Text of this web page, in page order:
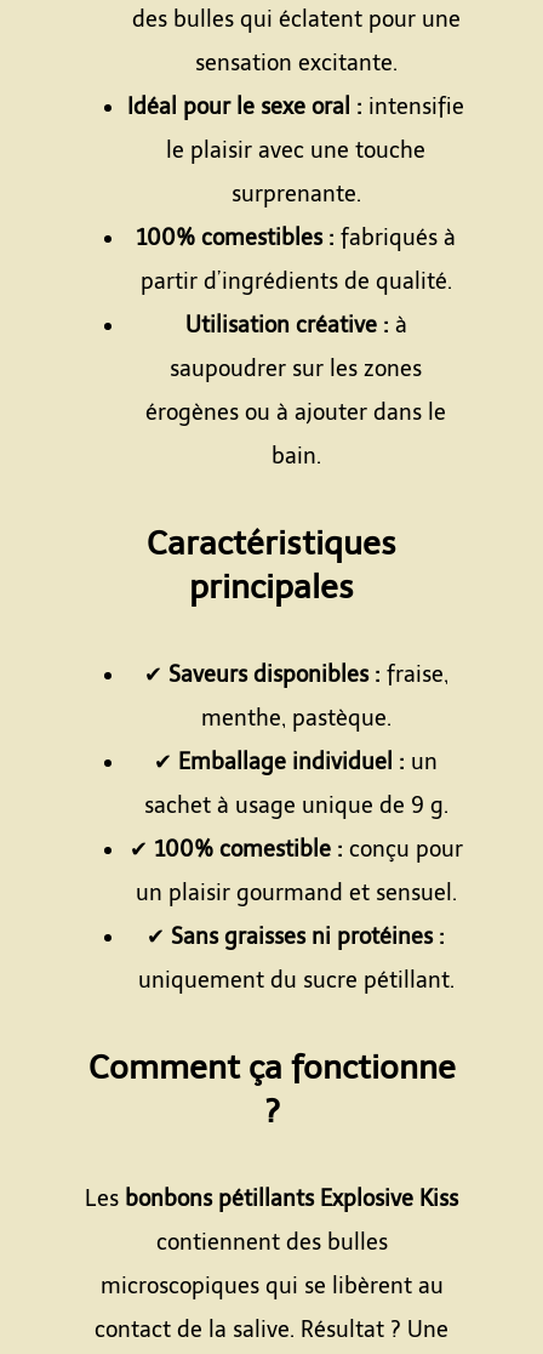
des bulles qui éclatent pour une
sensation excitante.
Idéal pour le sexe oral : intensifie
le plaisir avec une touche
surprenante.
100% comestibles : fabriqués à
partir d’ingrédients de qualité.
Utilisation créative : à
saupoudrer sur les zones
érogènes ou à ajouter dans le
bain.
Caractéristiques
principales
✔ Saveurs disponibles : fraise,
menthe, pastèque.
✔ Emballage individuel : un
sachet à usage unique de 9 g.
✔ 100% comestible : conçu pour
un plaisir gourmand et sensuel.
✔ Sans graisses ni protéines :
uniquement du sucre pétillant.
Comment ça fonctionne
?
Les bonbons pétillants Explosive Kiss
contiennent des bulles
microscopiques qui se libèrent au
contact de la salive. Résultat ? Une